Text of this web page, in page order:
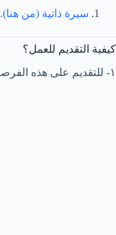
سيرة ذاتية (من هنا).
كيفية التقديم للعمل؟
١- للتقديم على هذه الفرصة بنفسك